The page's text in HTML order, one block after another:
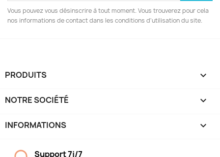
Vous pouvez vous désinscrire à tout moment. Vous trouverez pour cela
nos informations de contact dans les conditions d'utilisation du site.
PRODUITS 
NOTRE SOCIÉTÉ 
INFORMATIONS keyboard_arrow_down
Support 7j/7